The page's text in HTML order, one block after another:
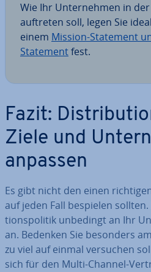
Wie Ihr Un­ter­neh­men in
auftreten soll, legen Sie
einem Mission-Statement
Statementfest.
Fazit:
Ziele und
anpassen
Es gibt nicht den einen
auf jeden Fall bespielen
ti­ons­po­li­tik unbedingt an Ihr
an. Bedenken Sie besonders
zu viel auf einmal versuchen
sich für den Multi-Channel-